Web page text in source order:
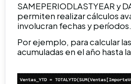
SAMEPERIODLASTYEAR y
permiten realizar cálculos
involucran fechas y períodos.
Por ejemplo, para calcular
acumuladas en el año hasta